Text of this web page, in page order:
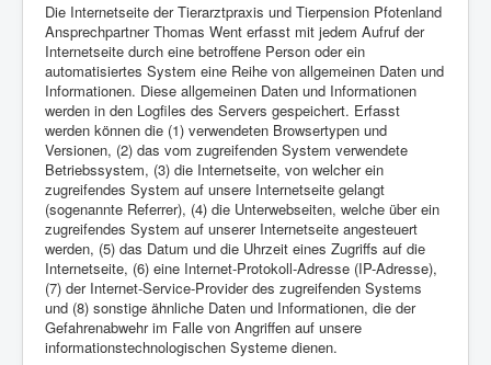
Die Internetseite der Tierarztpraxis und Tierpension Pfotenland
Ansprechpartner Thomas Went erfasst mit jedem Aufruf der
Internetseite durch eine betroffene Person oder ein
automatisiertes System eine Reihe von allgemeinen Daten und
Informationen. Diese allgemeinen Daten und Informationen
werden in den Logfiles des Servers gespeichert. Erfasst
werden können die (1) verwendeten Browsertypen und
Versionen, (2) das vom zugreifenden System verwendete
Betriebssystem, (3) die Internetseite, von welcher ein
zugreifendes System auf unsere Internetseite gelangt
(sogenannte Referrer), (4) die Unterwebseiten, welche über ein
zugreifendes System auf unserer Internetseite angesteuert
werden, (5) das Datum und die Uhrzeit eines Zugriffs auf die
Internetseite, (6) eine Internet-Protokoll-Adresse (IP-Adresse),
(7) der Internet-Service-Provider des zugreifenden Systems
und (8) sonstige ähnliche Daten und Informationen, die der
Gefahrenabwehr im Falle von Angriffen auf unsere
informationstechnologischen Systeme dienen.